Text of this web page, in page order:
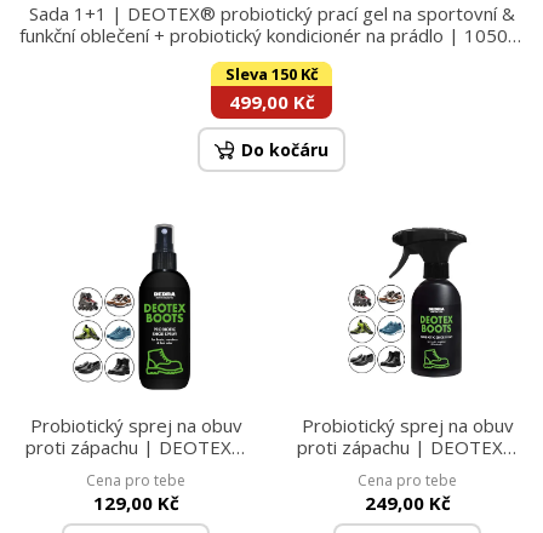
Sada 1+1 | DEOTEX® probiotický prací gel na sportovní &
funkční oblečení + probiotický kondicionér na prádlo | 1050 +
1000 ml
Sleva 150 Kč
499,00 Kč
Do kočáru
Probiotický sprej na obuv
proti zápachu | DEOTEX®
BOOTS | neutralizuje
pachy, chrání & osvěžuje |
100 ml
Cena pro tebe
129,00 Kč
Probiotický sprej na obuv
proti zápachu | DEOTEX®
BOOTS | neutralizuje
pachy, chrání & osvěžuje |
250 ml
Cena pro tebe
249,00 Kč